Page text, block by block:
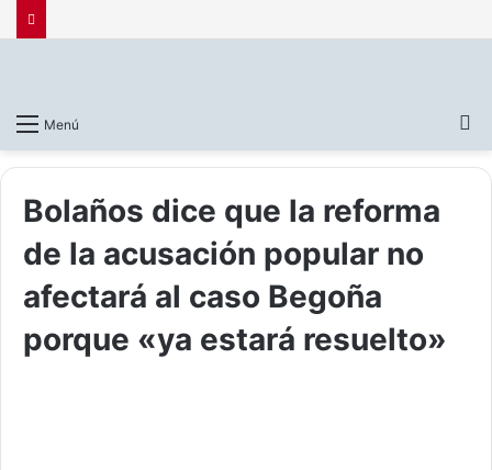
Menú
Bolaños dice que la reforma
de la acusación popular no
afectará al caso Begoña
porque «ya estará resuelto»